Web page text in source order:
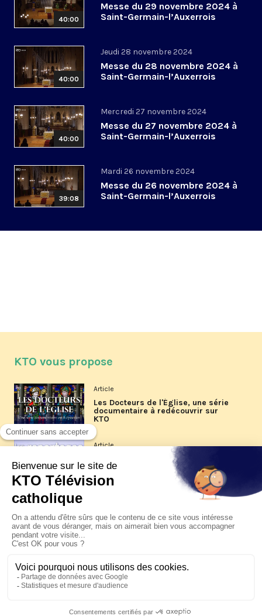
40:00
Messe du 29 novembre 2024 à
Saint-Germain-l’Auxerrois
40:00
Jeudi 28 novembre 2024
Messe du 28 novembre 2024 à
Saint-Germain-l’Auxerrois
40:00
Mercredi 27 novembre 2024
Messe du 27 novembre 2024 à
Saint-Germain-l’Auxerrois
39:08
Mardi 26 novembre 2024
Messe du 26 novembre 2024 à
Saint-Germain-l’Auxerrois
KTO vous propose
Article
Les Docteurs de l'Église, une série
documentaire à redécouvrir sur
KTO
Article
Les reportages d'été 2026 de KTO
La visite pastorale du pape Léon
XIV à Assise à suivre sur KTO le
jeudi 6 août
Le pape en Uruguay, Argentine et
Pérou du 6 au 17 novembre 2026